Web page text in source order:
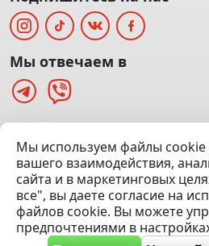
(Офис: 5 этаж | Осмотр авто: 5
Посмотреть на карте
© 2020 — 2026 VION.BY —
192961100 |Эвакуатор Минск
Мы используем файлы cookie
вашего взаимодействия,
сайта и в маркетинговых
все", вы даете согласие на
файлов cookie. Вы можете
предпочтениями в
Мы отвечаем в